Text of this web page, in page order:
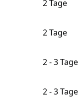
2 Tage
2 Tage
2 - 3 Tage
2 - 3 Tage